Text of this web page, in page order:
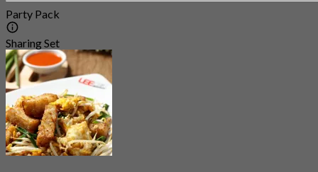
Party Pack
Sharing Set